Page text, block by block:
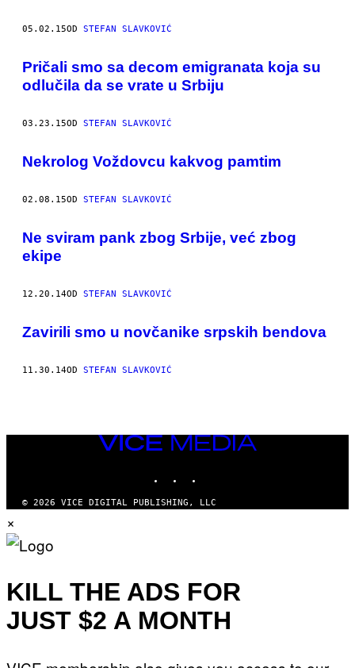
05.02.15OD STEFAN SLAVKOVIĆ
Pričali smo sa decom emigranata koja su
odlučila da se vrate u Srbiju
03.23.15OD STEFAN SLAVKOVIĆ
Nekrolog Voždovcu kakvog pamtim
02.08.15OD STEFAN SLAVKOVIĆ
​Ne sviram pank zbog Srbije, već zbog
ekipe
12.20.14OD STEFAN SLAVKOVIĆ
​Zavirili smo u novčanike srpskih bendova
11.30.14OD STEFAN SLAVKOVIĆ
VICE
MEDIA
© 2026 VICE DIGITAL PUBLISHING, LLC
×
KILL THE ADS FOR
JUST $2 A MONTH